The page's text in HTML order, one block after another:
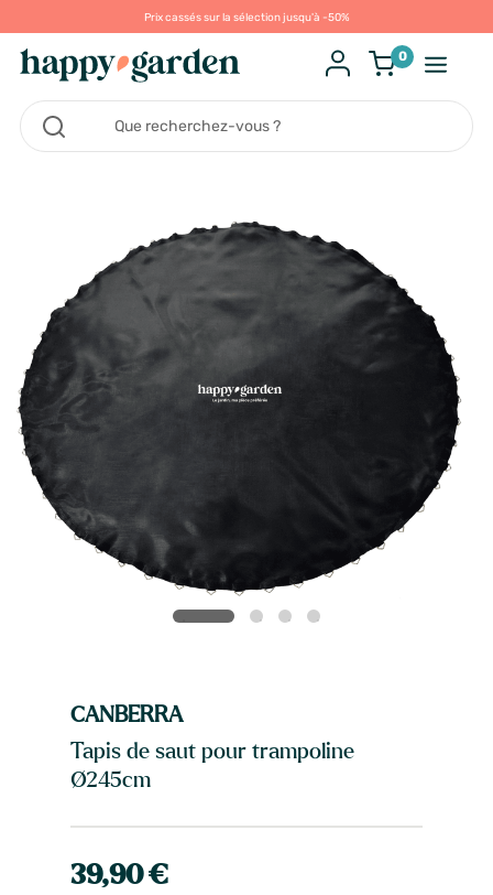
Prix cassés sur la sélection jusqu'à -50%
0
CANBERRA
Tapis de saut pour trampoline
Ø245cm
39,90 €